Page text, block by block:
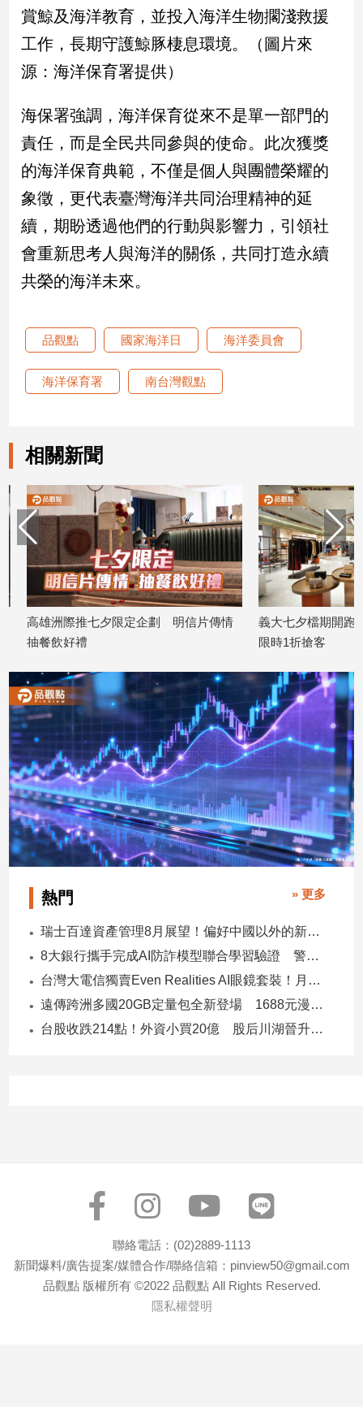
賞鯨及海洋教育，並投入海洋生物擱淺救援
工作，長期守護鯨豚棲息環境。（圖片來
源：海洋保育署提供）
海保署強調，海洋保育從來不是單一部門的
責任，而是全民共同參與的使命。此次獲獎
的海洋保育典範，不僅是個人與團體榮耀的
象徵，更代表臺灣海洋共同治理精神的延
續，期盼透過他們的行動與影響力，引領社
會重新思考人與海洋的關係，共同打造永續
共榮的海洋未來。
品觀點 國家海洋日 海洋委員會
海洋保育署 南台灣觀點
相關新聞
高雄洲際推七夕限定企劃 明信片傳情
抽餐飲好禮
義大七夕檔期開跑
限時1折搶客
熱門 » 更多
瑞士百達資產管理8月展望！偏好中國以外的新興市場 看好這些產業
8大銀行攜手完成AI防詐模型聯合學習驗證 警示帳戶準確度提升2倍
台灣大電信獨賣Even Realities AI眼鏡套裝！月付1399元 專案價3990
遠傳跨洲多國20GB定量包全新登場 1688元漫遊逾百國家！
台股收跌214點！外資小買20億 股后川湖晉升萬金股
聯絡電話：(02)2889-1113
新聞爆料/廣告提案/媒體合作/聯絡信箱：pinview50@gmail.com
品觀點 版權所有 ©2022 品觀點 All Rights Reserved.
隱私權聲明